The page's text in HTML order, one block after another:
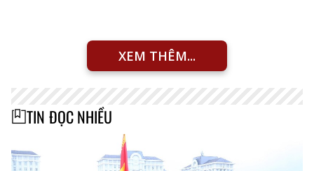
XEM THÊM...
TIN ĐỌC NHIỀU